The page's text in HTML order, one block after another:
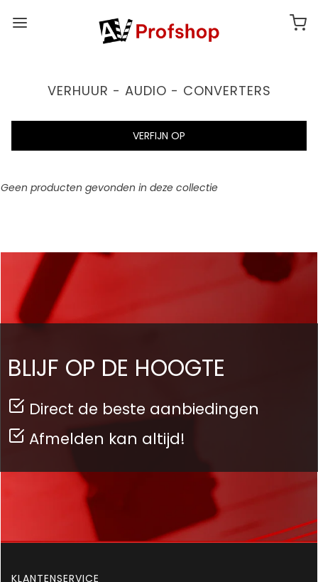
VERHUUR - AUDIO - CONVERTERS
VERFIJN OP
Geen producten gevonden in deze collectie
BLIJF OP DE HOOGTE
Direct de beste aanbiedingen
Afmelden kan altijd!
KLANTENSERVICE